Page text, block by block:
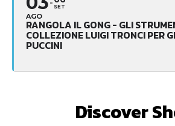
AGO
SET
RANGOLA IL GONG - GLI
COLLEZIONE LUIGI TRONCI PER
PUCCINI
Discover